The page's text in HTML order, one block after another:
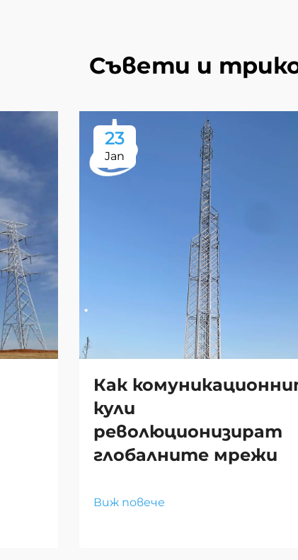
Съвети и
23
Jan
Как
кули
революционизират
глобалните мрежи
Виж повече